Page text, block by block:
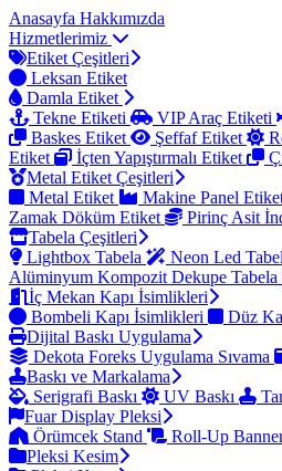
Anasayfa Hakkımızda
Hizmetlerimiz
Etiket Çeşitleri
Leksan Etiket
Damla Etiket
Tekne Etiketi
VIP Araç Etiketi
Baskes Etiket
Şeffaf Etiket
Etiket
İçten Yapıştırmalı Etiket
Metal Etiket Çeşitleri
Metal Etiket
Makine Panel
Zamak Döküm Etiket
Pirinç Asit
Tabela Çeşitleri
Lightbox Tabela
Neon Led
Alüminyum Kompozit Dekupe Tabela
İç Mekan Kapı İsimlikleri
Bombeli Kapı İsimlikleri
Düz
Dijital Baskı Uygulama
Dekota Foreks Uygulama Sıvama
Baskı ve Markalama
Serigrafi Baskı
UV Baskı
Fuar Display Pleksi
Örümcek Stand
Roll-Up
Pleksi Kesim